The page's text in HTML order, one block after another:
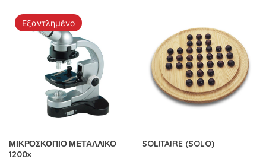
Εξαντλημένο
ΜΙΚΡΟΣΚΟΠΙΟ ΜΕΤΑΛΛΙΚΟ
1200x
SOLITAIRE (SOLO)